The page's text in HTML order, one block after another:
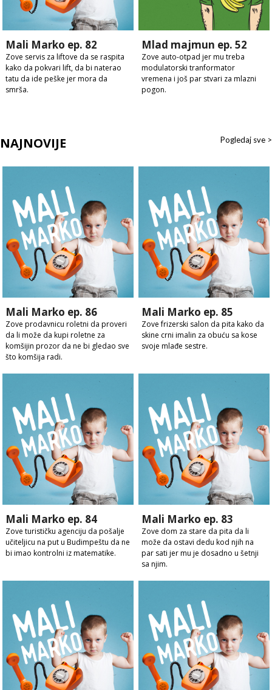
Mali Marko ep. 82
Zove servis za liftove da se raspita
kako da pokvari lift, da bi naterao
tatu da ide peške jer mora da
smrša.
Mlad majmun ep. 52
Zove auto-otpad jer mu treba
modulatorski tranformator
vremena i još par stvari za mlazni
pogon.
NAJNOVIJE Pogledaj sve >
Mali Marko ep. 86
Zove prodavnicu roletni da proveri
da li može da kupi roletne za
komšijin prozor da ne bi gledao sve
što komšija radi.
Mali Marko ep. 85
Zove frizerski salon da pita kako da
skine crni imalin za obuću sa kose
svoje mlađe sestre.
Mali Marko ep. 84
Zove turističku agenciju da pošalje
učiteljicu na put u Budimpeštu da ne
bi imao kontrolni iz matematike.
Mali Marko ep. 83
Zove dom za stare da pita da li
može da ostavi dedu kod njih na
par sati jer mu je dosadno u šetnji
sa njim.